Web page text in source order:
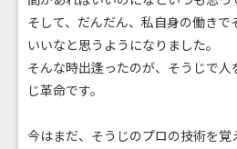
そして、だんだん、私自身の働きで
いいなと思うようになりました。
そんな時出逢ったのが、そうじで人
じ革命です。
今はまだ、そうじのプロの技術を